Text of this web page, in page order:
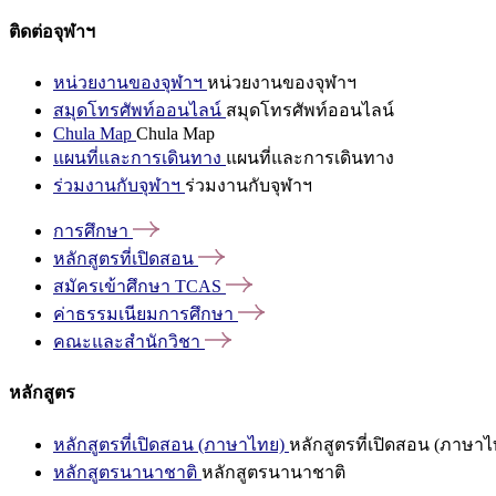
ติดต่อจุฬาฯ
หน่วยงานของจุฬาฯ หน่วยงานของจุฬาฯ
สมุดโทรศัพท์ออนไลน์ สมุดโทรศัพท์ออนไลน์
Chula Map Chula Map
แผนที่และการเดินทาง แผนที่และการเดินทาง
ร่วมงานกับจุฬาฯ ร่วมงานกับจุฬาฯ
การศึกษา
หลักสูตรที่เปิดสอน
สมัครเข้าศึกษา TCAS
ค่าธรรมเนียมการศึกษา
คณะและสำนักวิชา
หลักสูตร
หลักสูตรที่เปิดสอน (ภาษาไทย) หลักสูตรที่เปิดสอน (ภาษาไ
หลักสูตรนานาชาติ หลักสูตรนานาชาติ